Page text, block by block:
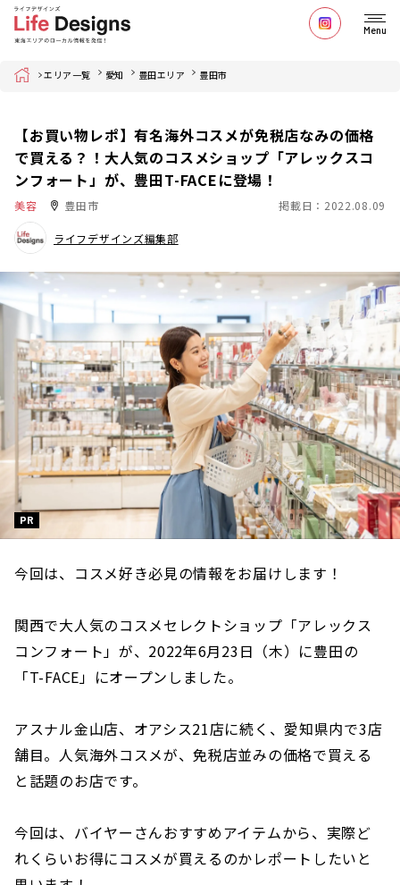
Menu
Home エリア一覧 愛知 豊田エリア 豊田市
【お買い物レポ】有名海外コスメが免税店なみの価格
で買える？！大人気のコスメショップ「アレックスコ
ンフォート」が、豊田T-FACEに登場！
美容 豊田市 掲載日：2022.08.09
ライフデザインズ編集部
PR
今回は、コスメ好き必見の情報をお届けします！
関西で大人気のコスメセレクトショップ「アレックス
コンフォート」が、2022年6月23日（木）に豊田の
「T-FACE」にオープンしました。
アスナル金山店、オアシス21店に続く、愛知県内で3店
舗目。人気海外コスメが、免税店並みの価格で買える
と話題のお店です。
今回は、バイヤーさんおすすめアイテムから、実際ど
れくらいお得にコスメが買えるのかレポートしたいと